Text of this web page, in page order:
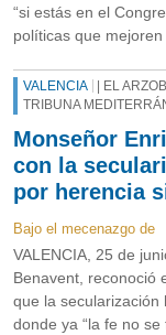
“si estás en el
políticas que mejoren
VALENCIA
| EL
TRIBUNA
Monseñor
con la
por herencia
Bajo el mecenazgo de
VALENCIA, 25 de
Benavent, reconoció
que la secularización
donde ya “la fe no